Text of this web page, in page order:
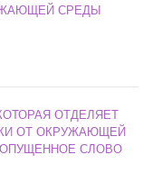
СРЕДЫ
ОТДЕЛЯЕТ
ОТ ОКРУЖАЮЩЕЙ
СЛОВО